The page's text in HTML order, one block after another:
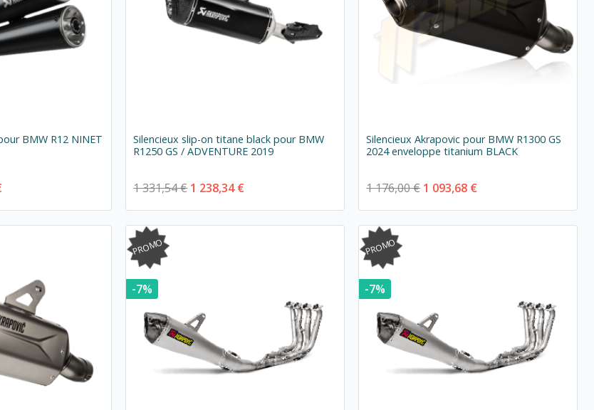
BMW R12 NINET
Silencieux slip-on titane black pour BMW
R1250 GS / ADVENTURE 2019
1 331,54 € 1 238,34 €
Silencieux Akrapovic pour BMW R1300 GS
2024 enveloppe titanium BLACK
1 176,00 € 1 093,68 €
PROMO
-7%
PROMO
-7%